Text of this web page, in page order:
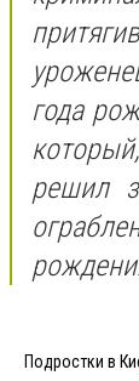
года
решил
Подростки в